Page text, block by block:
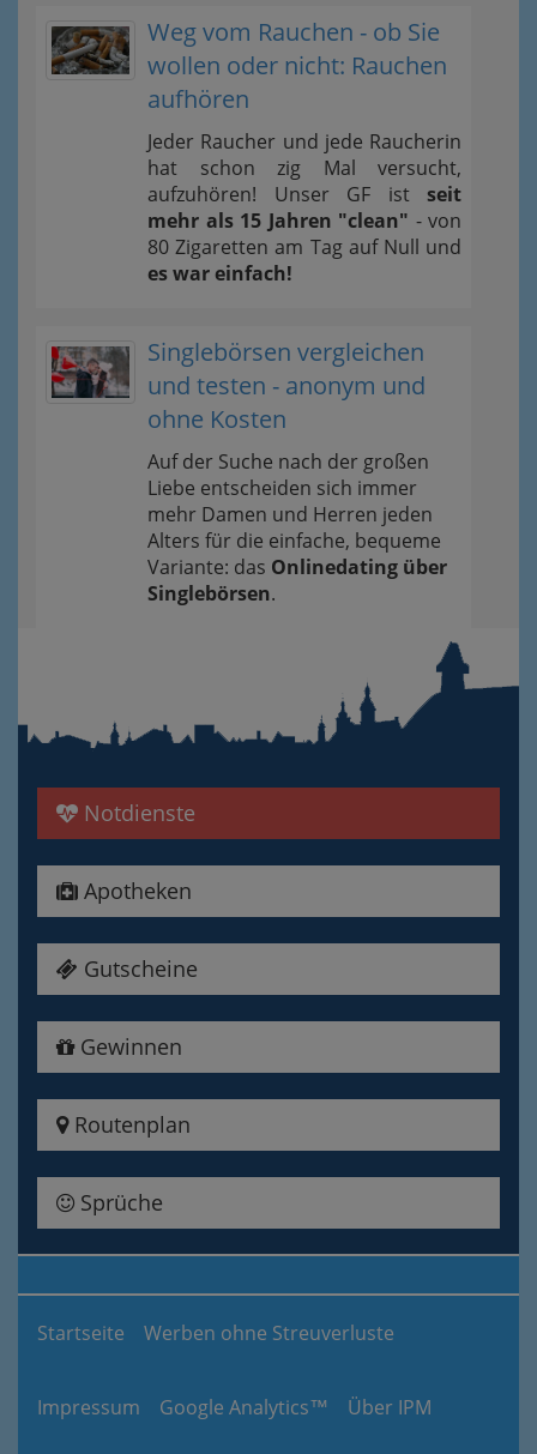
Weg vom Rauchen - ob Sie
wollen oder nicht: Rauchen
aufhören
Jeder Raucher und jede Raucherin
hat schon zig Mal versucht,
aufzuhören! Unser GF ist seit
mehr als 15 Jahren "clean" - von
80 Zigaretten am Tag auf Null und
es war einfach!
Singlebörsen vergleichen
und testen - anonym und
ohne Kosten
Auf der Suche nach der großen
Liebe entscheiden sich immer
mehr Damen und Herren jeden
Alters für die einfache, bequeme
Variante: das Onlinedating über
Singlebörsen.
Notdienste
Apotheken
Gutscheine
Gewinnen
Routenplan
Sprüche
Startseite Werben ohne Streuverluste
Impressum Google Analytics™ Über IPM